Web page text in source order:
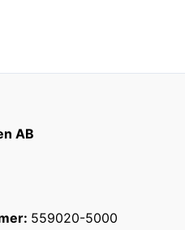
AB
559020-5000